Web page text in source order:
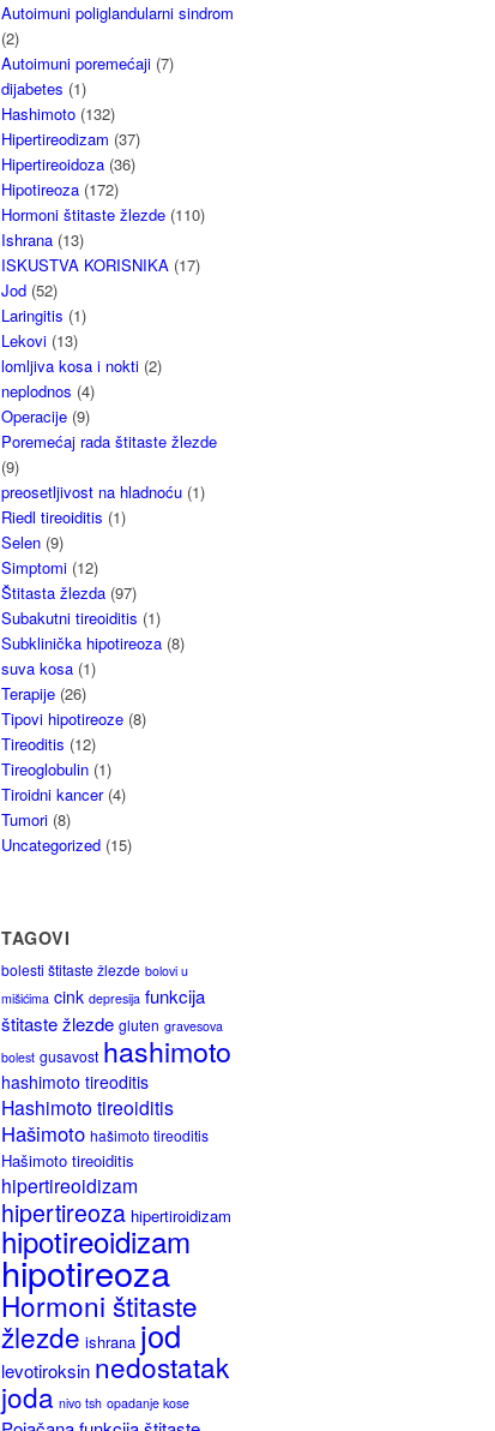
Autoimuni poliglandularni sindrom
(2)
Autoimuni poremećaji (7)
dijabetes (1)
Hashimoto (132)
Hipertireodizam (37)
Hipertireoidoza (36)
Hipotireoza (172)
Hormoni štitaste žlezde (110)
Ishrana (13)
ISKUSTVA KORISNIKA (17)
Jod (52)
Laringitis (1)
Lekovi (13)
lomljiva kosa i nokti (2)
neplodnos (4)
Operacije (9)
Poremećaj rada štitaste žlezde
(9)
preosetljivost na hladnoću (1)
Riedl tireoiditis (1)
Selen (9)
Simptomi (12)
Štitasta žlezda (97)
Subakutni tireoiditis (1)
Subklinička hipotireoza (8)
suva kosa (1)
Terapije (26)
Tipovi hipotireoze (8)
Tireoditis (12)
Tireoglobulin (1)
Tiroidni kancer(4)
Tumori (8)
Uncategorized (15)
TAGOVI
bolesti štitaste žlezde bolovi u
mišićima cink depresija funkcija
štitaste žlezde gluten gravesova
bolest gusavost hashimoto
hashimoto tireoditis
Hashimoto tireoiditis
Hašimoto hašimoto tireoditis
Hašimoto tireoiditis
hipertireoidizam
hipertireoza hipertiroidizam
hipotireoidizam
hipotireoza
Hormoni štitaste
žlezde ishrana jod
levotiroksin nedostatak
joda nivo tsh opadanje kose